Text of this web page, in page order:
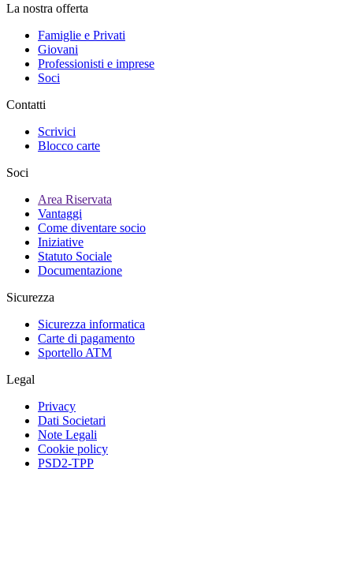
La nostra offerta
Famiglie e Privati
Giovani
Professionisti e imprese
Soci
Contatti
Scrivici
Blocco carte
Soci
Area Riservata
Vantaggi
Come diventare socio
Iniziative
Statuto Sociale
Documentazione
Sicurezza
Sicurezza informatica
Carte di pagamento
Sportello ATM
Legal
Privacy
Dati Societari
Note Legali
Cookie policy
PSD2-TPP